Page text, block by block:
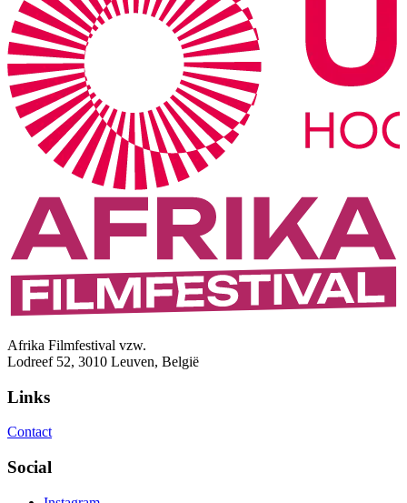
Afrika Filmfestival vzw.
Lodreef 52, 3010 Leuven, België
Links
Contact
Social